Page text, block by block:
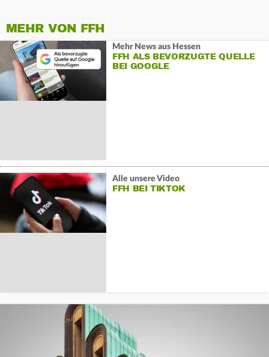
MEHR VON FFH
Mehr News aus Hessen
FFH ALS BEVORZUGTE QUELLE
BEI GOOGLE
Alle unsere Video
FFH BEI TIKTOK